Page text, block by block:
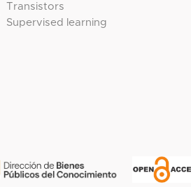
Transistors
Supervised learning